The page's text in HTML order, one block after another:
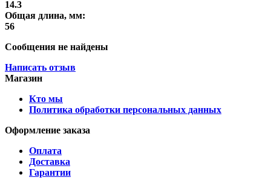
14.3
Общая длина, мм:
56
Сообщения не найдены
Написать отзыв
Магазин
Кто мы
Политика обработки персональных данных
Оформление заказа
Оплата
Доставка
Гарантии